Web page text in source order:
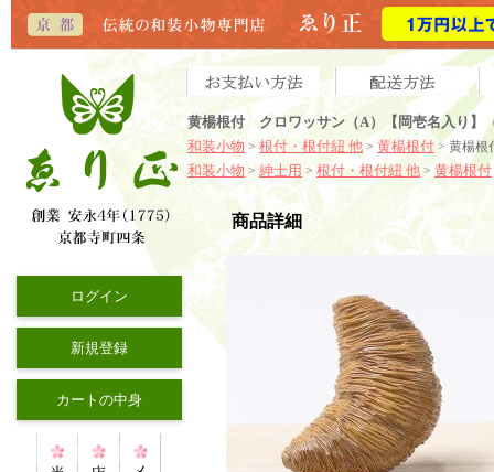
黄楊根付 クロワッサン（A）【岡壱名入り】
和装小物 > 根付・根付紐 他 > 黄楊根付 > 黄楊根
和装小物 >紳士用 > 根付・根付紐 他 >黄楊根付
ログイン
新規登録
カートの中身
商品詳細